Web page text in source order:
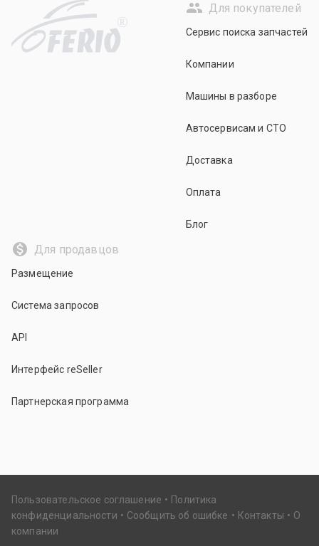
R
Для покупателей
Сервис поиска запчастей
Компании
Машины в разборе
Автосервисам и СТО
Доставка
Оплата
Блог
Для продавцов
Размещение
Система запросов
API
Интерфейс reSeller
Партнерская программа
Пользовательское соглашение
Политика
конфиденциальности
Сообщить об ошибке Контакты
О
компании